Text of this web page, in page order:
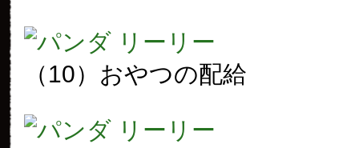
（10）おやつの配給